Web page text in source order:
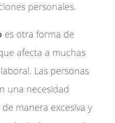
personales.
es otra forma de
afecta a muchas
Las personas
una necesidad
manera excesiva y